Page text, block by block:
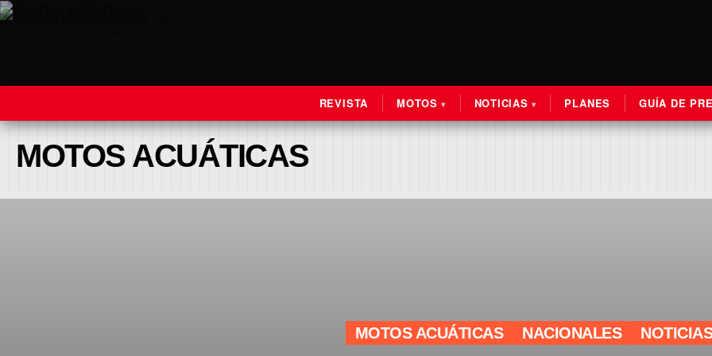
REVISTA MOTOS NOTICIAS PLANES GUÍA DE
MOTOS ACUÁTICAS
MOTOS ACUÁTICAS NACIONALES